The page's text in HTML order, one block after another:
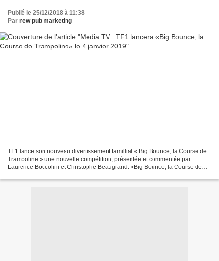
Publié le 25/12/2018 à 11:38
Par new pub marketing
TF1 lance son nouveau divertissement famillial « Big Bounce, la Course de
Trampoline » une nouvelle compétition, présentée et commentée par
Laurence Boccolini et Christophe Beaugrand. «Big Bounce, la Course de